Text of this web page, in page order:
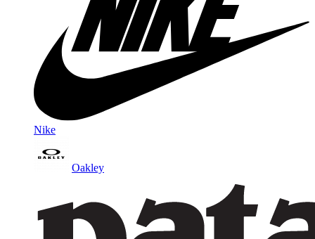
Nike
Oakley